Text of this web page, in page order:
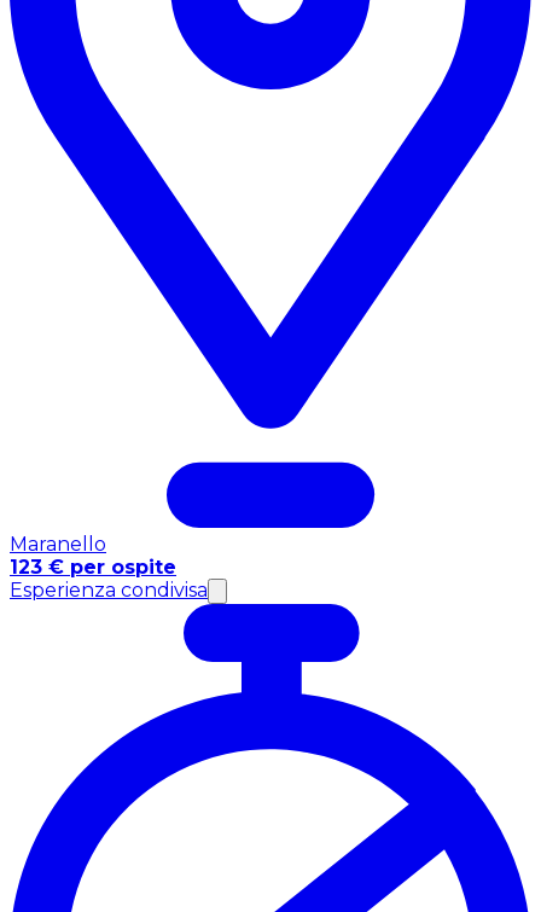
Maranello
123 € per ospite
Esperienza condivisa